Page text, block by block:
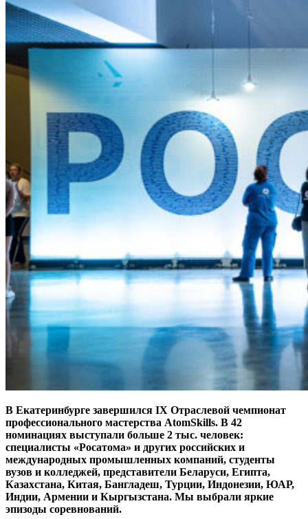
В Екатеринбурге завершился IX Отраслевой чемпионат
профессионального мастерства AtomSkills. В 42
номинациях выступали больше 2 тыс. человек:
специалисты «Росатома» и других российских и
международных промышленных компаний, студенты
вузов и колледжей, представители Беларуси, Египта,
Казахстана, Китая, Бангладеш, Турции, Индонезии, ЮАР,
Индии, Армении и Кыргызстана. Мы выбрали яркие
эпизоды соревнований.